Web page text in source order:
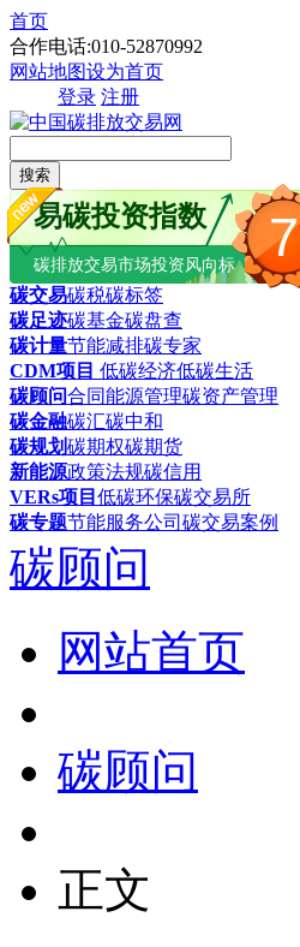
首页
合作电话:010-52870992
网站地图设为首页
登录 注册
搜索
7
易碳投资指数
碳排放交易市场投资风向标
碳交易碳税碳标签
碳足迹碳基金碳盘查
碳计量节能减排碳专家
CDM项目 低碳经济低碳生活
碳顾问合同能源管理碳资产管理
碳金融碳汇碳中和
碳规划碳期权碳期货
新能源政策法规碳信用
VERs项目 低碳环保碳交易所
碳专题节能服务公司 碳交易案例
碳顾问
网站首页
碳顾问
正文